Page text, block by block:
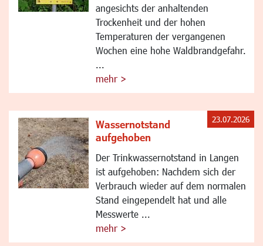
angesichts der anhaltenden
Trockenheit und der hohen
Temperaturen der vergangenen
Wochen eine hohe Waldbrandgefahr.
...
mehr >
Wassernotstand
aufgehoben
Der Trinkwassernotstand in Langen
ist aufgehoben: Nachdem sich der
Verbrauch wieder auf dem normalen
Stand eingependelt hat und alle
Messwerte ...
mehr >
23.07.2026